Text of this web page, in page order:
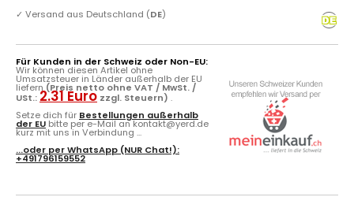
✓ Versand aus Deutschland (DE)
Für Kunden in der Schweiz oder Non-EU:
Wir können diesen Artikel ohne
Umsatzsteuer in Länder außerhalb der EU
liefern (Preis netto ohne VAT / MwSt. /
USt.: 2.31 Euro zzgl. Steuern) .
Setze dich für Bestellungen außerhalb
der EU bitte per e-Mail an kontakt@yerd.de
kurz mit uns in Verbindung ...
...oder perWhatsApp (NUR Chat!):
+491796159552